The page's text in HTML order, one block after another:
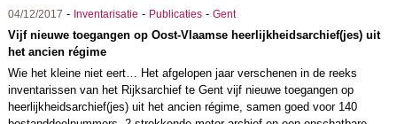
04/12/2017 - Inventarisatie - Publicaties- Gent
Vijf nieuwe toegangen op Oost-Vlaamse heerlijkheidsarchief(jes) uit
het ancien régime
Wie het kleine niet eert… Het afgelopen jaar verschenen in de reeks
inventarissen van het Rijksarchief te Gent vijf nieuwe toegangen op
heerlijkheidsarchief(jes) uit het ancien régime, samen goed voor 140